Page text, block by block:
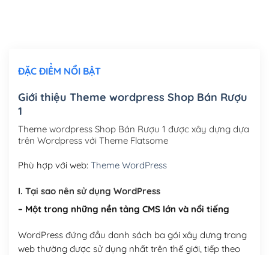
Mua thêm Host + Tên miền
Tên miền quốc tế .com .net .org (1 năm)
(+300,000₫)
Hosting 2GB SSD (1 năm)(+450,000₫)
Hosting 3GB SSD (1 năm)(+550,000₫)
Hosting 5GB SSD (1 năm)
Hosting 8GB SSD (1 năm) (+950,000₫)
ĐẶC ĐIỂM NỔI BẬT
Giới thiệu Theme wordpress Shop Bán Rượu
1
Theme wordpress Shop Bán Rượu 1 được xây dựng dựa
trên Wordpress với Theme Flatsome
Phù hợp với web: Theme WordPress
I. Tại sao nên sử dụng WordPress
– Một trong những nền tảng CMS lớn và nổi tiếng
WordPress đứng đầu danh sách ba gói xây dựng trang
web thường được sử dụng nhất trên thế giới, tiếp theo